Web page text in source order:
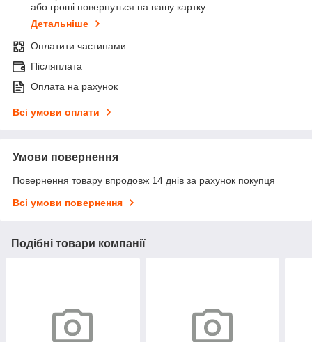
або гроші повернуться на вашу картку
Детальніше
Оплатити частинами
Післяплата
Оплата на рахунок
Всі умови оплати
Умови повернення
Повернення товару впродовж 14 днів за рахунок покупця
Всі умови повернення
Подібні товари компанії